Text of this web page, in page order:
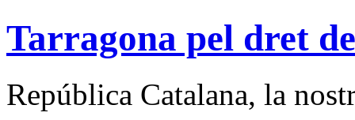
Tarragona pel dret
República Catalana, la